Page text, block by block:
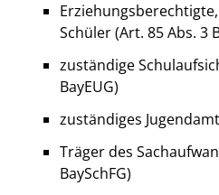
Schüler (Art. 85 Abs. 3
zuständige
BayEUG)
zuständiges
Träger des
BaySchFG)